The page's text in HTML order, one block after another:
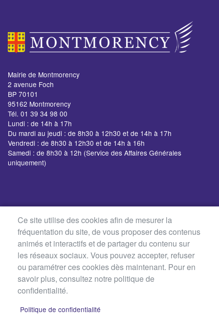
Mairie de Montmorency
2 avenue Foch
BP 70101
95162 Montmorency
Tél. 01 39 34 98 00
Lundi : de 14h à 17h
Du mardi au jeudi : de 8h30 à 12h30 et de 14h à 17h
Vendredi : de 8h30 à 12h30 et de 14h à 16h
Samedi : de 8h30 à 12h (Service des Affaires Générales
uniquement)
Ce site utilise des cookies afin de mesurer la
fréquentation du site, de vous proposer des contenus
animés et interactifs et de partager du contenu sur
les réseaux sociaux. Vous pouvez accepter, refuser
ou paramétrer ces cookies dès maintenant. Pour en
savoir plus, consultez notre politique de
confidentialité.
Politique de confidentialité